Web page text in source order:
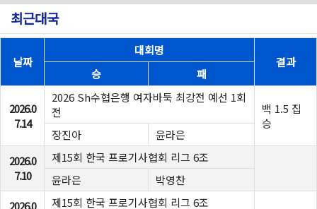
최근대국
날짜
대회명
결과
승
패
2026.0
7.14
2026 Sh수협은행 여자바둑 최강전 예선 1회
전
백 1.5 집
승
장진아
윤라은
2026.0
7.10
제15회 한국 프로기사협회 리그 6조
윤라은
박영찬
2026.0
제15회 한국 프로기사협회 리그 6조